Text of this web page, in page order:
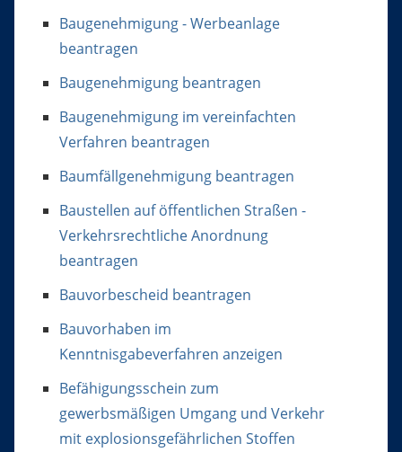
Baugenehmigung - Werbeanlage
beantragen
Baugenehmigung beantragen
Baugenehmigung im vereinfachten
Verfahren beantragen
Baumfällgenehmigung beantragen
Baustellen auf öffentlichen Straßen -
Verkehrsrechtliche Anordnung
beantragen
Bauvorbescheid beantragen
Bauvorhaben im
Kenntnisgabeverfahren anzeigen
Befähigungsschein zum
gewerbsmäßigen Umgang und Verkehr
mit explosionsgefährlichen Stoffen